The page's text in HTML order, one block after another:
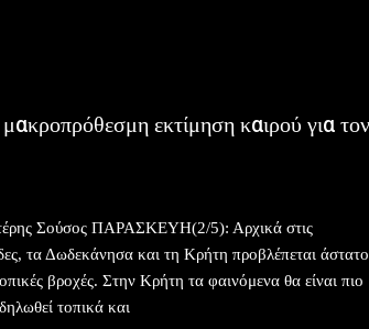
εκτίμηση καιρού για τον
Σούσος ΠΑΡΑΣΚΕΥΗ(2/5): Αρχικά στις
τα Δωδεκάνησα και τη Κρήτη προβλέπεται άστατο
βροχές. Στην Κρήτη τα φαινόμενα θα είναι πιο
τοπικά και